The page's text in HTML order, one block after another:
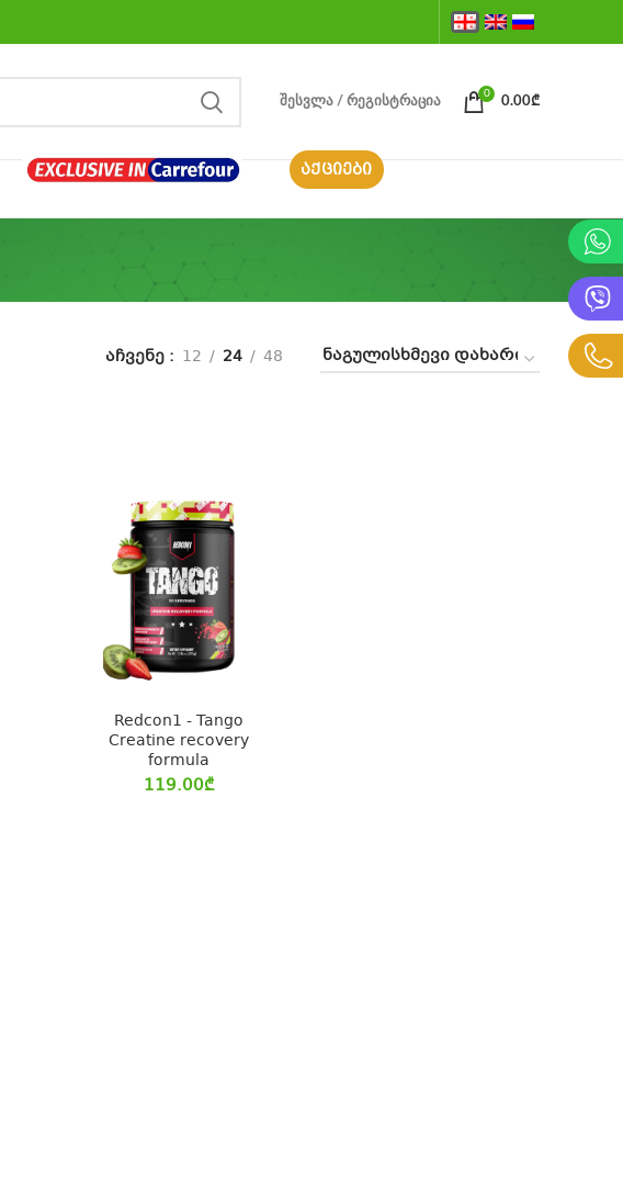
ᲨᲔᲡᲕᲚᲐ / ᲠᲔᲒᲘᲡᲢᲠᲐᲪᲘᲐ
0
0.00₾
ᲐᲥᲪᲘᲔᲑᲘ
აჩვენე 12 24 48
Redcon1 - Tango
Creatine recovery
formula
119.00₾